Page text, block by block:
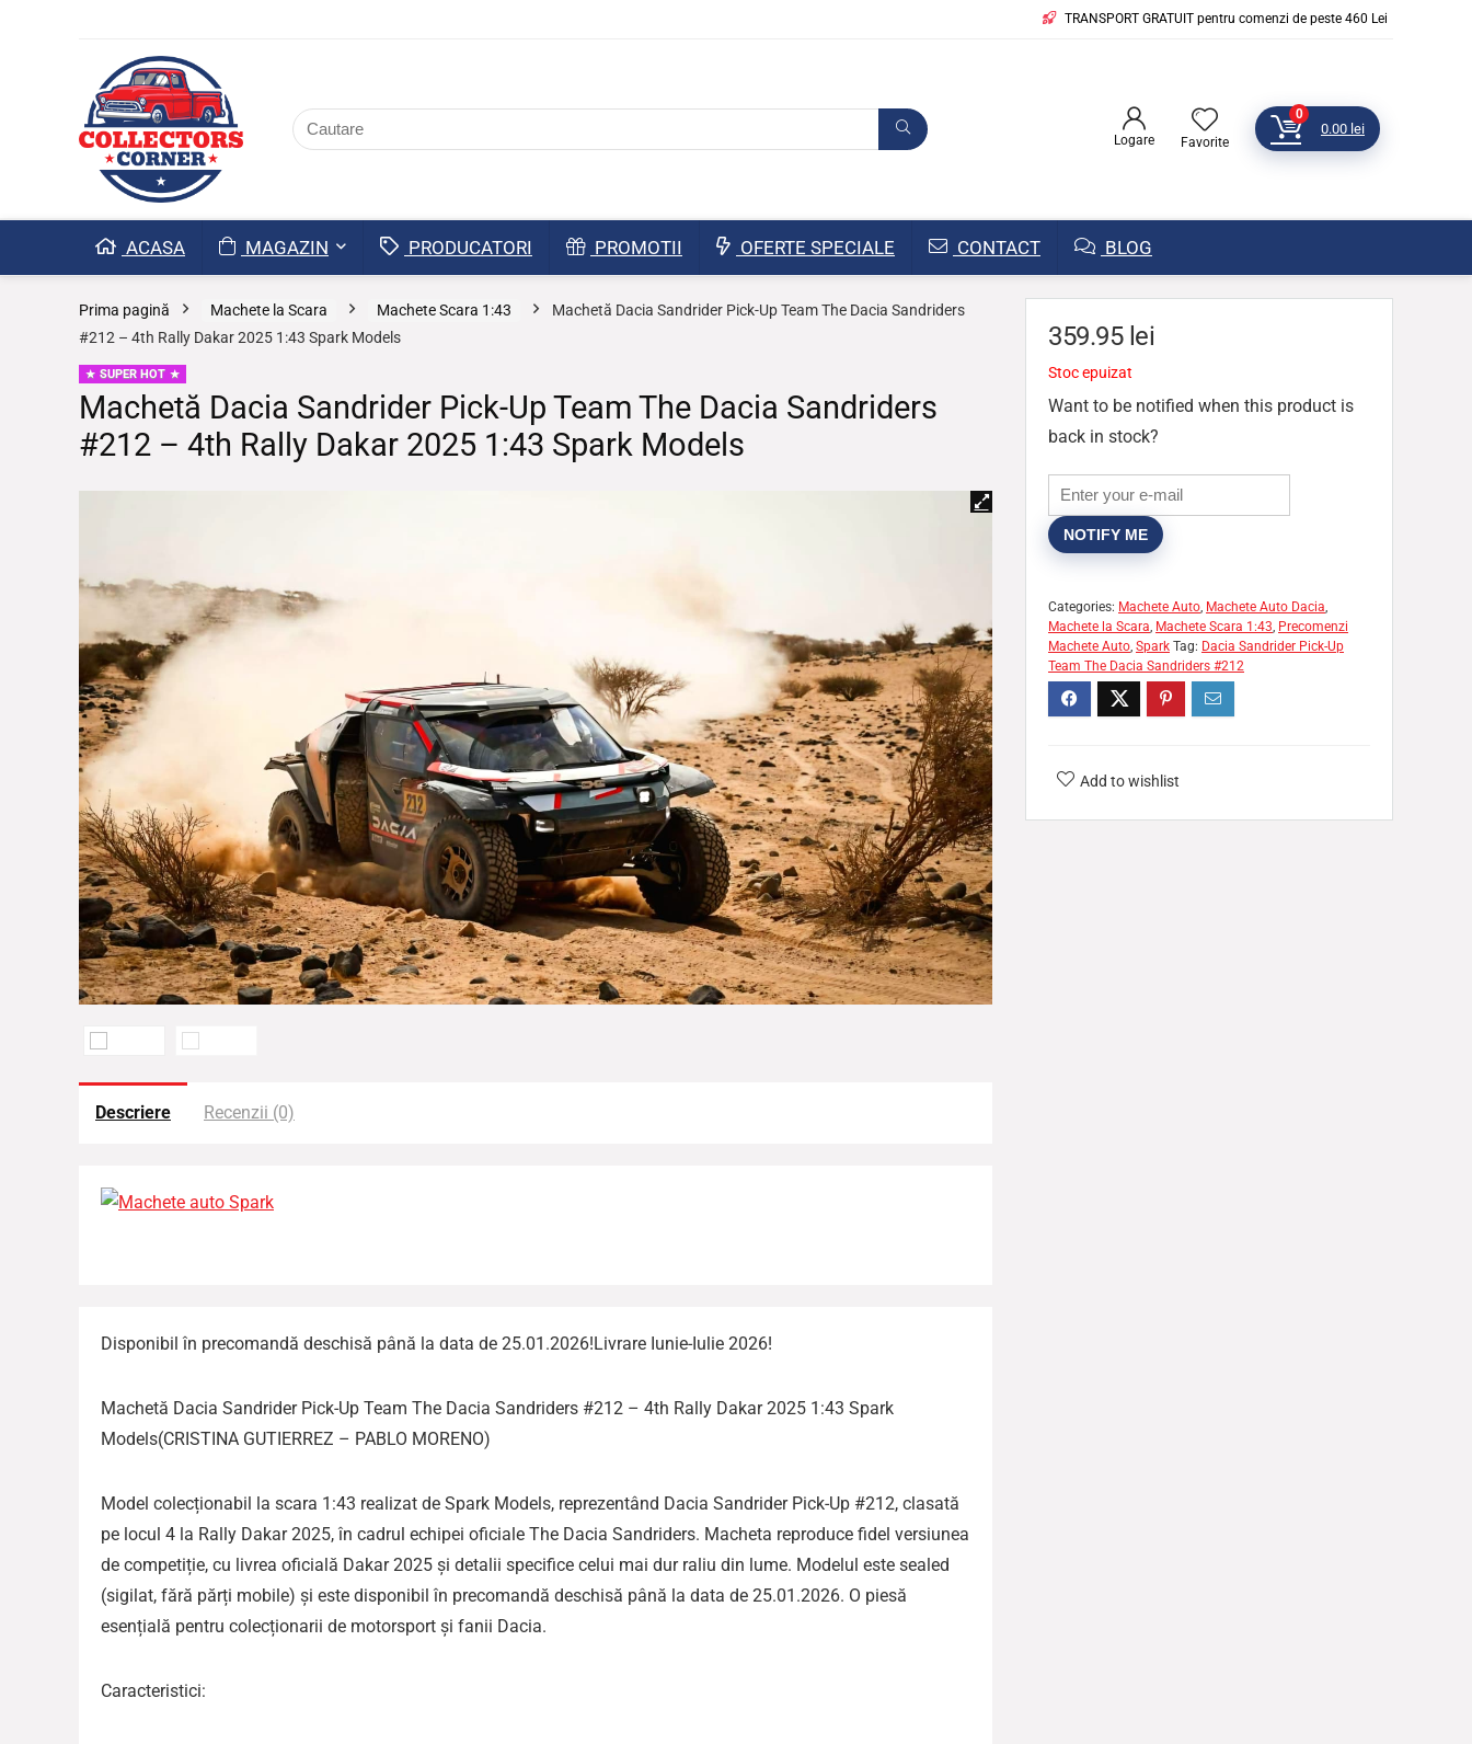
TRANSPORT GRATUIT pentru comenzi de peste 460 Lei
Logare Favorite
0
0.00 lei
ACASA MAGAZIN PRODUCATORI PROMOTII OFERTE SPECIALE CONTACT BLOG
Prima pagină Machete la Scara Machete Scara 1:43
Machetă Dacia Sandrider Pick-Up Team The Dacia Sandriders
#212 – 4th Rally Dakar 2025 1:43 Spark Models
SUPER HOT
Machetă Dacia Sandrider Pick-Up Team The Dacia Sandriders
#212 – 4th Rally Dakar 2025 1:43 Spark Models
Descriere Recenzii (0)
Disponibil în precomandă deschisă până la data de 25.01.2026!Livrare Iunie-Iulie 2026!
Machetă Dacia Sandrider Pick-Up Team The Dacia Sandriders #212 – 4th Rally Dakar 2025 1:43 Spark
Models(CRISTINA GUTIERREZ – PABLO MORENO)
Model colecționabil la scara 1:43 realizat de Spark Models, reprezentând Dacia Sandrider Pick-Up #212, clasată
pe locul 4 la Rally Dakar 2025, în cadrul echipei oficiale The Dacia Sandriders. Macheta reproduce fidel versiunea
de competiție, cu livrea oficială Dakar 2025 și detalii specifice celui mai dur raliu din lume. Modelul este sealed
(sigilat, fără părți mobile) și este disponibil în precomandă deschisă până la data de 25.01.2026. O piesă
esențială pentru colecționarii de motorsport și fanii Dacia.
Caracteristici:
359.95 lei
Stoc epuizat
Want to be notified when this product is
back in stock?
NOTIFY ME
Categories: Machete Auto Machete Auto Dacia
Machete la Scara Machete Scara 1:43 Precomenzi
Machete Auto Spark Tag: Dacia Sandrider Pick-Up
Team The Dacia Sandriders #212
Add to wishlist